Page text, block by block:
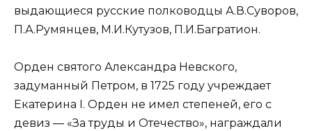
выдающиеся русские полководцы А.В.Суворов,
П.А.Румянцев, М.И.Кутузов, П.И.Багратион.
Орден святого Александра Невского,
задуманный Петром, в 1725 году учреждает
Екатерина I. Орден не имел степеней, его с
девиз — «За труды и Отечество», награждали